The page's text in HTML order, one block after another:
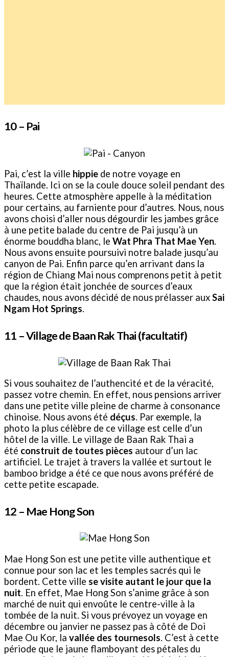
10 – Pai
Pai, c’est la ville hippie de notre voyage en
Thaïlande. Ici on se la coule douce soleil pendant des
heures. Cette atmosphère appelle à la méditation
pour certains, au farniente pour d’autres. Nous, nous
avons choisi d’aller nous dégourdir les jambes grâce
à une petite balade du centre de Pai jusqu’à un
énorme bouddha blanc, le Wat Phra That Mae Yen.
Nous avons ensuite poursuivi notre balade jusqu’au
canyon de Pai. Enfin parce qu’en arrivant dans la
région de Chiang Mai nous comprenons petit à petit
que la région était jonchée de sources d’eaux
chaudes, nous avons décidé de nous prélasser auxSai
Ngam Hot Springs.
11 –Village de Baan Rak Thai(facultatif)
Si vous souhaitez de l’authencité et de la véracité,
passez votre chemin. En effet, nous pensions arriver
dans une petite ville pleine de charme à consonance
chinoise. Nous avons été déçus. Par exemple, la
photo la plus célèbre de ce village est celle d’un
hôtel de la ville. Le village de Baan Rak Thai a
été construit de toutes pièces autour d’un lac
artificiel. Le trajet à travers la vallée et surtout le
bamboo bridge a été ce que nous avons préféré de
cette petite escapade.
12 – Mae Hong Son
Mae Hong Son est une petite ville authentique et
connue pour son lac et les temples sacrés qui le
bordent. Cette ville se visite autant le jour que la
nuit. En effet, Mae Hong Son s’anime grâce à son
marché de nuit qui envoûte le centre-ville à la
tombée de la nuit. Si vous prévoyez un voyage en
décembre ou janvier ne passez pas à côté de Doi
Mae Ou Kor, la vallée des tournesols. C’est à cette
période que le jaune flamboyant des pétales du